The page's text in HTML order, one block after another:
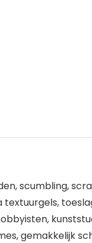
scumbling,
gemakkelijk